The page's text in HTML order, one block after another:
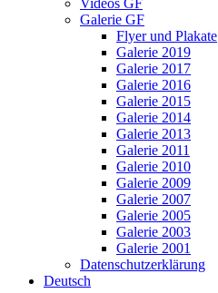
Videos GF
Galerie GF
Flyer und Plakate
Galerie 2019
Galerie 2017
Galerie 2016
Galerie 2015
Galerie 2014
Galerie 2013
Galerie 2011
Galerie 2010
Galerie 2009
Galerie 2007
Galerie 2005
Galerie 2003
Galerie 2001
Datenschutzerklärung
Deutsch